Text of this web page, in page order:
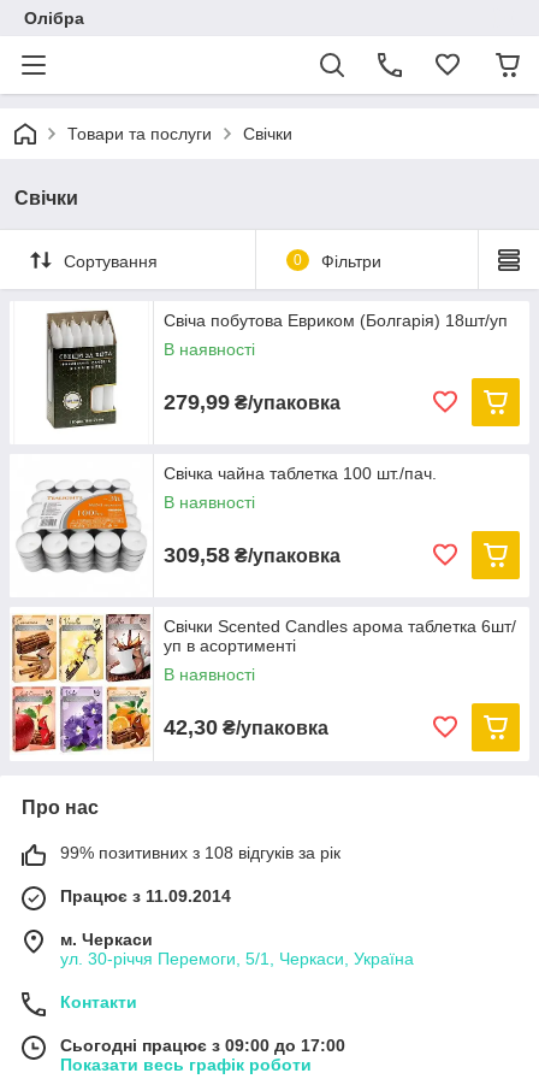
Олібра
Товари та послуги Свічки
Свічки
Сортування 0 Фільтри
Свіча побутова Евриком (Болгарія) 18шт/уп
В наявності
279,99 ₴/упаковка
Свічка чайна таблетка 100 шт./пач.
В наявності
309,58 ₴/упаковка
Свічки Scented Candles арома таблетка 6шт/
уп в асортименті
В наявності
42,30 ₴/упаковка
Про нас
99% позитивних з 108 відгуків за рік
Працює з 11.09.2014
м. Черкаси
ул. 30-рiччя Перемоги, 5/1, Черкаси, Україна
Контакти
Сьогодні працює з 09:00 до 17:00
Показати весь графік роботи